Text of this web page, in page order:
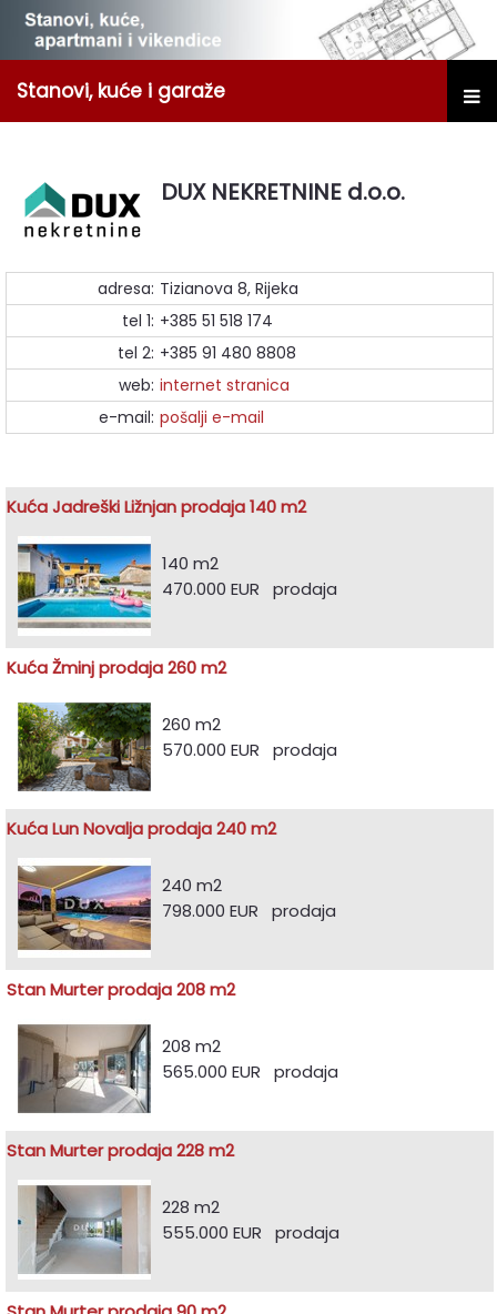
Stanovi, kuće i garaže
DUX NEKRETNINE d.o.o.
adresa: Tizianova 8, Rijeka
tel 1: +385 51 518 174
tel 2: +385 91 480 8808
web: internet stranica
e-mail: pošalji e-mail
Kuća Jadreški Ližnjan prodaja 140 m2
140 m2
470.000 EUR prodaja
Kuća Žminj prodaja 260 m2
260 m2
570.000 EUR prodaja
Kuća Lun Novalja prodaja 240 m2
240 m2
798.000 EUR prodaja
Stan Murter prodaja 208 m2
208 m2
565.000 EUR prodaja
Stan Murter prodaja 228 m2
228 m2
555.000 EUR prodaja